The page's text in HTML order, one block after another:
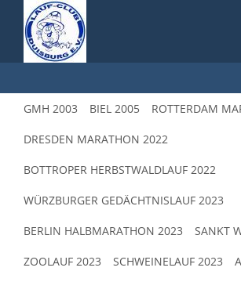
GMH 2003 BIEL 2005 ROTTERDAM
DRESDEN MARATHON 2022
BOTTROPER HERBSTWALDLAUF 2022
WÜRZBURGER GEDÄCHTNISLAUF 2023
BERLIN HALBMARATHON 2023 SANKT
ZOOLAUF 2023 SCHWEINELAUF 2023